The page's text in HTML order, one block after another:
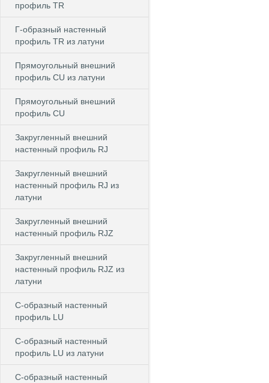
профиль TR
Г-образный настенный
профиль TR из латуни
Прямоугольный внешний
профиль CU из латуни
Прямоугольный внешний
профиль CU
Закругленный внешний
настенный профиль RJ
Закругленный внешний
настенный профиль RJ из
латуни
Закругленный внешний
настенный профиль RJZ
Закругленный внешний
настенный профиль RJZ из
латуни
С-образный настенный
профиль LU
С-образный настенный
профиль LU из латуни
С-образный настенный